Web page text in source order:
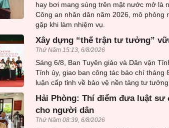
hay bơi mang súng trên mặt nước mở là
Công an nhân dân năm 2026, mô
gặp khi làm nhiệm vụ.
Xây dựng “thế trận tư tưởng”
Thứ Năm 15:13, 6/8/2026
Sáng 6/8, Ban Tuyên giáo và Dân vận
Tỉnh ủy, giao ban công tác báo chí tháng
luận cấp tỉnh về bảo vệ nền tảng tư
Hải Phòng: Thí điểm đưa luật
cho người dân
Thứ Năm 08:39, 6/8/2026